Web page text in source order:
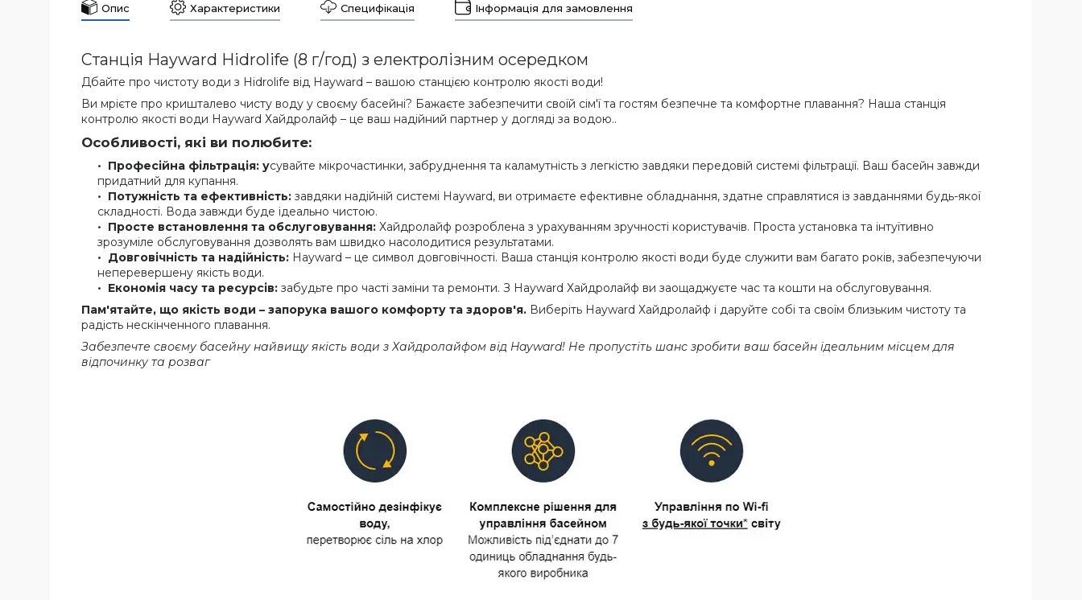
Опис Характеристики Специфікація Інформація для замовлення
Станція Hayward Hidrolife (8 г/год) з електролізним осередком
Дбайте про чистоту води з Hidrolife від Hayward – вашою станцією контролю якості води!
Ви мрієте про кришталево чисту воду у своєму басейні? Бажаєте забезпечити своїй сім'ї та гостям безпечне та комфортне плавання? Наша станція
контролю якості води Hayward Хайдролайф – це ваш надійний партнер у догляді за водою..
Особливості, які ви полюбите:
Професійна фільтрація: усувайте мікрочастинки, забруднення та каламутність з легкістю завдяки передовій системі фільтрації. Ваш басейн завжди
придатний для купання.
Потужність та ефективність: завдяки надійній системі Hayward, ви отримаєте ефективне обладнання, здатне справлятися із завданнями будь-якої
складності. Вода завжди буде ідеально чистою.
Просте встановлення та обслуговування: Хайдролайф розроблена з урахуванням зручності користувачів. Проста установка та інтуїтивно
зрозуміле обслуговування дозволять вам швидко насолодитися результатами.
Довговічність та надійність: Hayward – це символ довговічності. Ваша станція контролю якості води буде служити вам багато років, забезпечуючи
неперевершену якість води.
Економія часу та ресурсів: забудьте про часті заміни та ремонти. З Hayward Хайдролайф ви заощаджуєте час та кошти на обслуговування.
Пам'ятайте, що якість води – запорука вашого комфорту та здоров'я. Виберіть Hayward Хайдролайф і даруйте собі та своїм близьким чистоту та
радість нескінченного плавання.
Забезпечте своєму басейну найвищу якість води з Хайдролайфом від Hayward! Не пропустіть шанс зробити ваш басейн ідеальним місцем для
відпочинку та розваг